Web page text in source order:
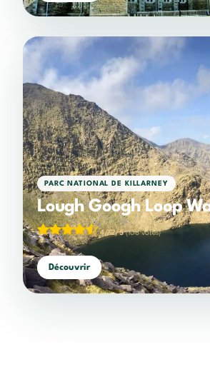
PARC NATIONAL DE KILLARNEY
Lough Googh Loop
4,72/5(108 votes)
Découvrir